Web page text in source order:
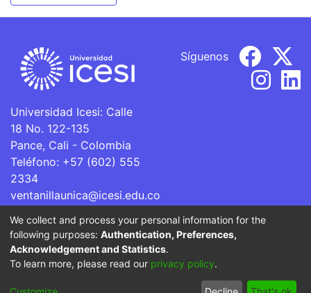
Universidad Icesi: Calle
18 No. 122-135
Pance, Cali - Colombia
Teléfono: +57 (602) 555
2334
ventanillaunica@icesi.edu.co
Síguenos
La Universidad Icesi es una Institución de Educación
Superior que se encuentra sujeta a inspección y vigilancia
por parte del Ministerio de Educación Nacional.
Cookie End User Send
We collect and process your personal information for the
following purposes: Authentication, Preferences,
Acknowledgement and Statistics.
To learn more, please read our privacy policy.